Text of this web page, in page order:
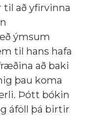
til að yfirvinna
ýmsum
til hans hafa
að baki
þau koma
Þótt bókin
áföll þá birtir